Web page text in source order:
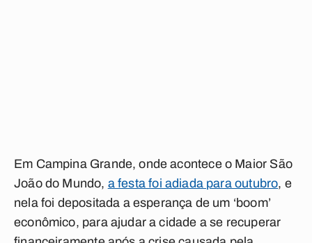
Em Campina Grande, onde acontece o Maior São
João do Mundo, a festa foi adiada para outubro, e
nela foi depositada a esperança de um ‘boom’
econômico, para ajudar a cidade a se recuperar